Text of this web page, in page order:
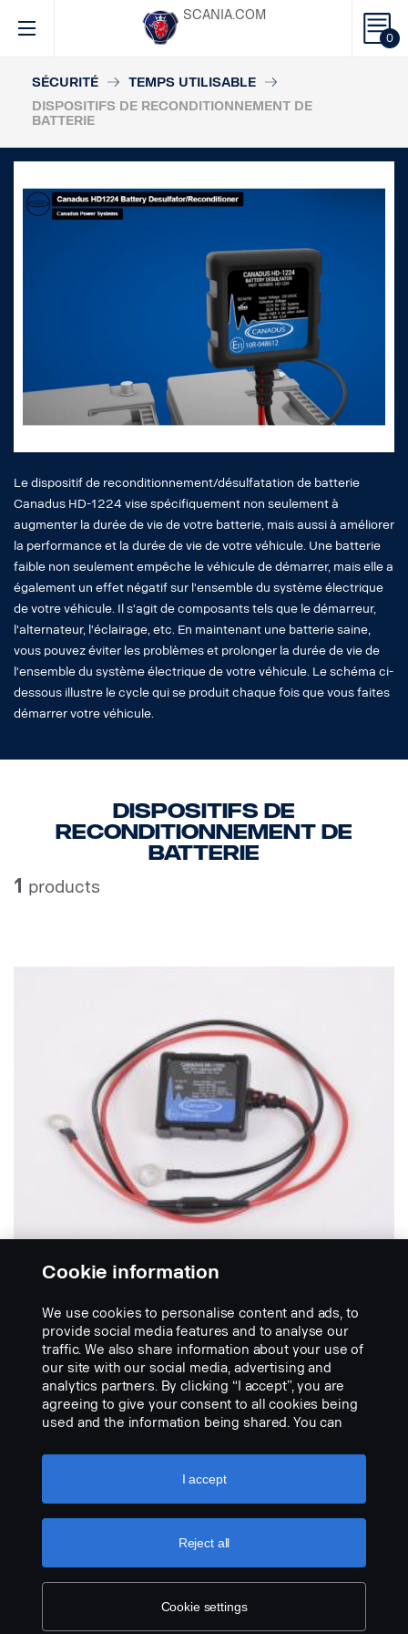
0
SCANIA.COM
SÉCURITÉ
TEMPS UTILISABLE
DISPOSITIFS DE RECONDITIONNEMENT DE
BATTERIE
Le dispositif de reconditionnement/désulfatation de batterie
Canadus HD-1224 vise spécifiquement non seulement à
augmenter la durée de vie de votre batterie, mais aussi à améliorer
la performance et la durée de vie de votre véhicule. Une batterie
faible non seulement empêche le véhicule de démarrer, mais elle a
également un effet négatif sur l'ensemble du système électrique
de votre véhicule. Il s'agit de composants tels que le démarreur,
l'alternateur, l'éclairage, etc. En maintenant une batterie saine,
vous pouvez éviter les problèmes et prolonger la durée de vie de
l'ensemble du système électrique de votre véhicule. Le schéma ci-
dessous illustre le cycle qui se produit chaque fois que vous faites
démarrer votre véhicule.
Dispositifs de
reconditionnement de
batterie
1 products
DISPOSITIFS DE RECONDITIONNEMENT DE
BATTERIE
Dispositif de reconditionnement de
batterie Canadus
Prolongez la durée de vie de vos batteries. Ce
dispositif de reconditionnement empêche le
PRIVACY STATEMENT
Cookie information
We use cookies to personalise content and ads, to
provide social media features and to analyse our
traffic. We also share information about your use of
our site with our social media, advertising and
analytics partners. By clicking “I accept”, you are
agreeing to give your consent to all cookies being
used and the information being shared. You can
settings” and selecting the categories you’d like to
accept. For a more detailed explanation of how we
Cookie settings
Reject all
I accept